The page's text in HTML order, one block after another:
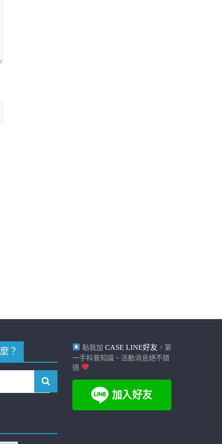
？ 點我加 CASE LINE好友 ，第
一手科普知識、活動消息絕不錯
過